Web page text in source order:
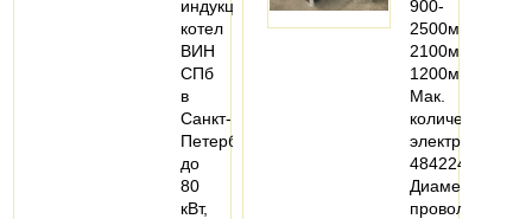
индукционный
котел
ВИН
СПб
в
Санкт-
Петербурге
до
80
кВт,
900-
2500мм900-
2100мм900-
1200мм
Мак.
количество
электродов
484224
Диаметр
проволоки